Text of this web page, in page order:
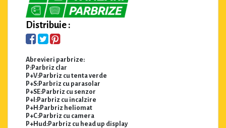
Distribuie :
Abrevieri parbrize:
P:Parbriz clar
P+V:Parbriz cu tenta verde
P+S:Parbriz cu parasolar
P+SE:Parbriz cu senzor
P+I:Parbriz cu incalzire
P+H:Parbriz heliomat
P+C:Parbriz cu camera
P+Hud:Parbriz cu head up display